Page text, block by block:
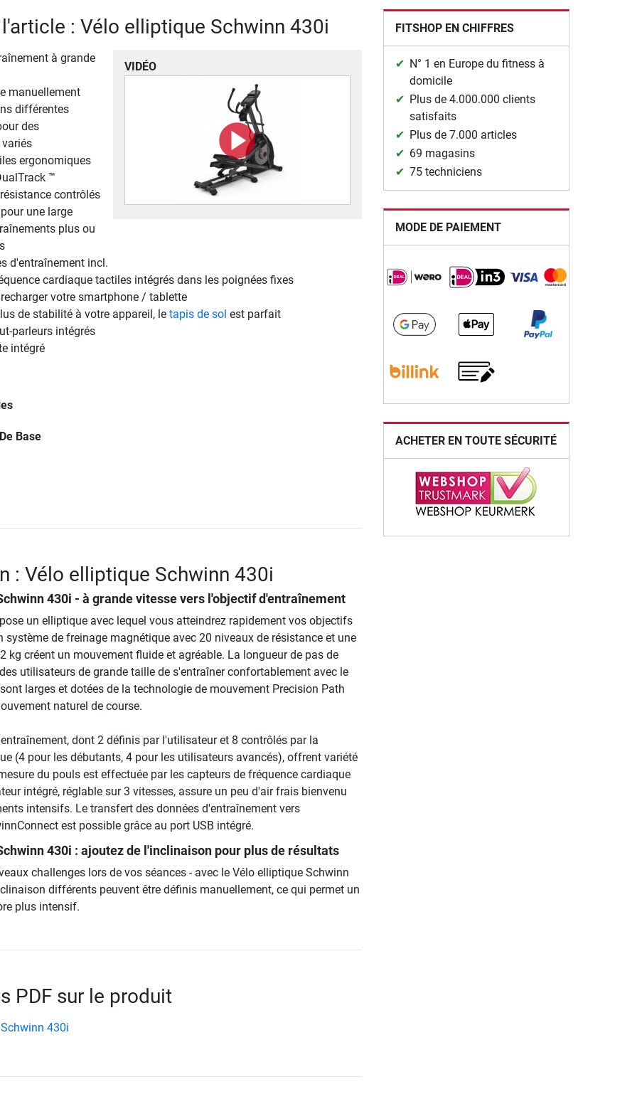
: Vélo elliptique Schwinn 430i
VIDÉO
à grande
manuellement
différentes
des
ergonomiques
™
contrôlés
une large
plus ou
d'entraînement incl.
cardiaque tactiles intégrés dans les poignées fixes
votre smartphone / tablette
de stabilité à votre appareil, le tapis de sol est parfait
parleurs intégrés
intégré
Base
: Vélo elliptique Schwinn 430i
430i - à grande vitesse vers l'objectif d'entraînement
un elliptique avec lequel vous atteindrez rapidement vos objectifs
système de freinage magnétique avec 20 niveaux de résistance et une
kg créent un mouvement fluide et agréable. La longueur de pas de
utilisateurs de grande taille de s'entraîner confortablement avec le
larges et dotées de la technologie de mouvement Precision Path
naturel de course.
dont 2 définis par l'utilisateur et 8 contrôlés par la
(4 pour les débutants, 4 pour les utilisateurs avancés), offrent variété
du pouls est effectuée par les capteurs de fréquence cardiaque
intégré, réglable sur 3 vitesses, assure un peu d'air frais bienvenu
intensifs. Le transfert des données d'entraînement vers
est possible grâce au port USB intégré.
430i : ajoutez de l'inclinaison pour plus de résultats
challenges lors de vos séances - avec le Vélo elliptique Schwinn
différents peuvent être définis manuellement, ce qui permet un
plus intensif.
PDF sur le produit
430i
FITSHOP EN CHIFFRES
N° 1 en Europe du fitness à
domicile
Plus de 4.000.000 clients
satisfaits
Plus de 7.000 articles
69 magasins
75 techniciens
MODE DE PAIEMENT
ACHETER EN TOUTE SÉCURITÉ